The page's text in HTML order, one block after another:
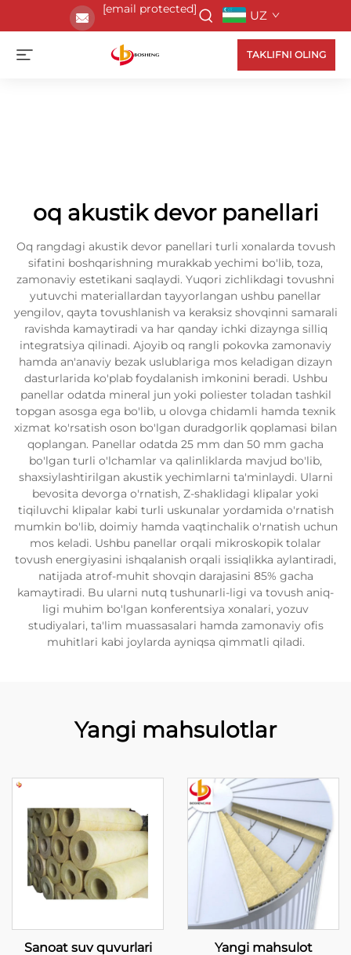
[email protected] UZ
TAKLIFNI OLING
oq akustik devor panellari
Oq rangdagi akustik devor panellari turli xonalarda tovush
sifatini boshqarishning murakkab yechimi bo'lib, toza,
zamonaviy estetikani saqlaydi. Yuqori zichlikdagi tovushni
yutuvchi materiallardan tayyorlangan ushbu panellar
yengilov, qayta tovushlanish va keraksiz shovqinni samarali
ravishda kamaytiradi va har qanday ichki dizaynga silliq
integratsiya qilinadi. Ajoyib oq rangli pokovka zamonaviy
hamda an'anaviy bezak uslublariga mos keladigan dizayn
dasturlarida ko'plab foydalanish imkonini beradi. Ushbu
panellar odatda mineral jun yoki poliester toladan tashkil
topgan asosga ega bo'lib, u olovga chidamli hamda texnik
xizmat ko'rsatish oson bo'lgan duradgorlik qoplamasi bilan
qoplangan. Panellar odatda 25 mm dan 50 mm gacha
bo'lgan turli o'lchamlar va qalinliklarda mavjud bo'lib,
shaxsiylashtirilgan akustik yechimlarni ta'minlaydi. Ularni
bevosita devorga o'rnatish, Z-shaklidagi klipalar yoki
tiqiluvchi klipalar kabi turli uskunalar yordamida o'rnatish
mumkin bo'lib, doimiy hamda vaqtinchalik o'rnatish uchun
mos keladi. Ushbu panellar orqali mikroskopik tolalar
tovush energiyasini ishqalanish orqali issiqlikka aylantiradi,
natijada atrof-muhit shovqin darajasini 85% gacha
kamaytiradi. Bu ularni nutq tushunarli-ligi va tovush aniq-
ligi muhim bo'lgan konferentsiya xonalari, yozuv
studiyalari, ta'lim muassasalari hamda zamonaviy ofis
muhitlari kabi joylarda ayniqsa qimmatli qiladi.
Yangi mahsulotlar
Sanoat suv quvurlari
Yangi mahsulot